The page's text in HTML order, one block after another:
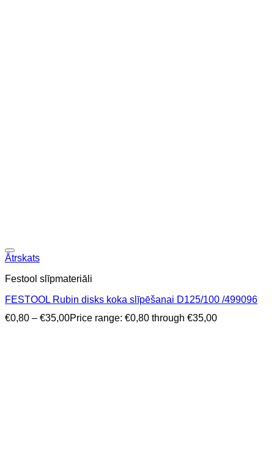
Ātrskats
Festool slīpmateriāli
FESTOOL Rubin disks koka slīpēšanai D125/100 /499096
€0,80 – €35,00Price range: €0,80 through €35,00